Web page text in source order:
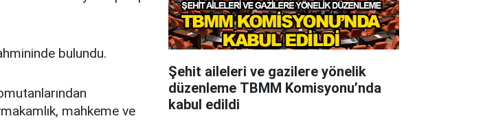
bulundu.
mahkeme ve
Şehit aileleri ve gazilere yönelik
düzenleme TBMM Komisyonu’nda
kabul edildi